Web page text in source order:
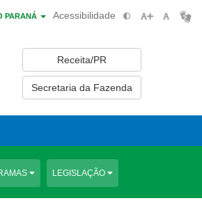
PARANÁ Acessibilidade
Receita/PR
Secretaria da Fazenda
LEGISLAÇÃO